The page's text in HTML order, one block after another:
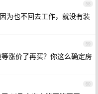
58
为也不回去工作，就没有装
59
涨价了再买？你这么确定房
60